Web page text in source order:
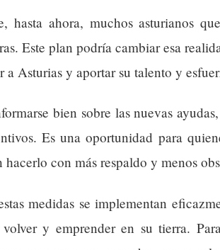
hasta ahora, muchos asturianos
Este plan podría cambiar esa
a Asturias y aportar su talento y
bien sobre las nuevas
Es una oportunidad para
con más respaldo y menos
medidas se implementan
y emprender en su tierra.